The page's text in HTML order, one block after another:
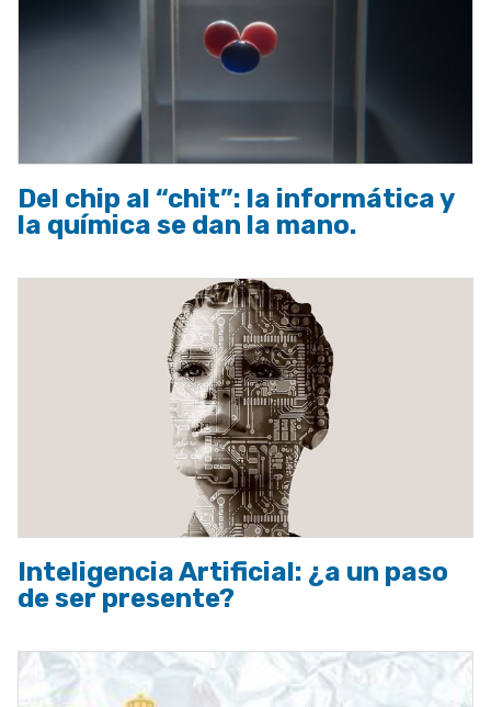
Del chip al “chit”: la informática y
la química se dan la mano.
Inteligencia Artificial: ¿a un paso
de ser presente?